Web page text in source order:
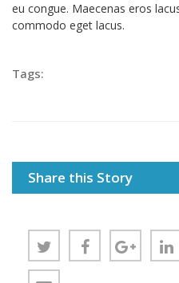
eu congue. Maecenas eros
commodo eget lacus.
Tags:
Share this Story